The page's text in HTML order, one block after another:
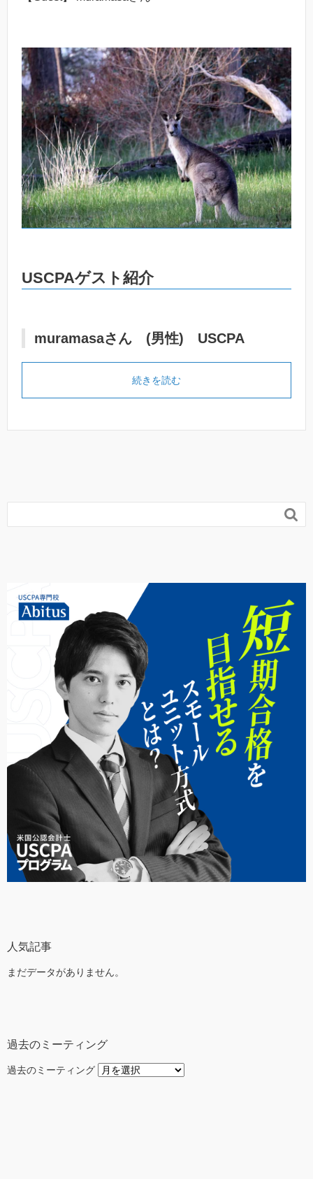
USCPAゲスト紹介
muramasaさん (男性) USCPA
続きを読む

人気記事
まだデータがありません。
過去のミーティング
過去のミーティング